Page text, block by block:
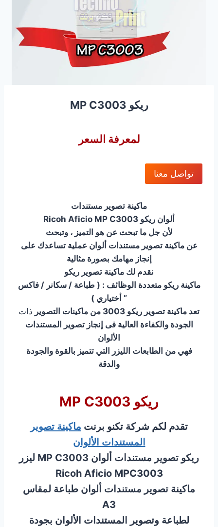
ريكو MP C3003
لمعرفة السعر
تواصل معنا
ماكينة تصوير مستندات
ألوان ريكو Ricoh Aficio MP C3003
لأن جل ما تبحث عن هو التميز ، وتبحث
عن ماكينة تصوير مستندات ألوان عملية تساعدك على
إنجاز مهامك بصورة مثالية
نقدم لك ماكينة تصوير ريكو
ماكينة ريكو متعددة الوظائف : ( طباعة / سكانر / فاكس
” أختياري )
تعد ماكينة تصوير ريكو 3003 من ماكينات التصوير
ذات
الجودة والكفاءة العالية فى إنجاز تصوير المستندات
الألوان
فهي من الطابعات الليزر التي تتميز بالقوة والجودة
والدقة
ريكو MP C3003
تقدم لكم شركة تكنو برنت ماكينة تصوير
المستندات الألوان
ريكو تصوير مستندات ألوان MP C3003 ليزر
Ricoh Aficio MPC3003
ماكينة تصوير مستندات ألوان طباعة لمقاس
A3
لطباعة وتصوير المستندات الألوان بجودة